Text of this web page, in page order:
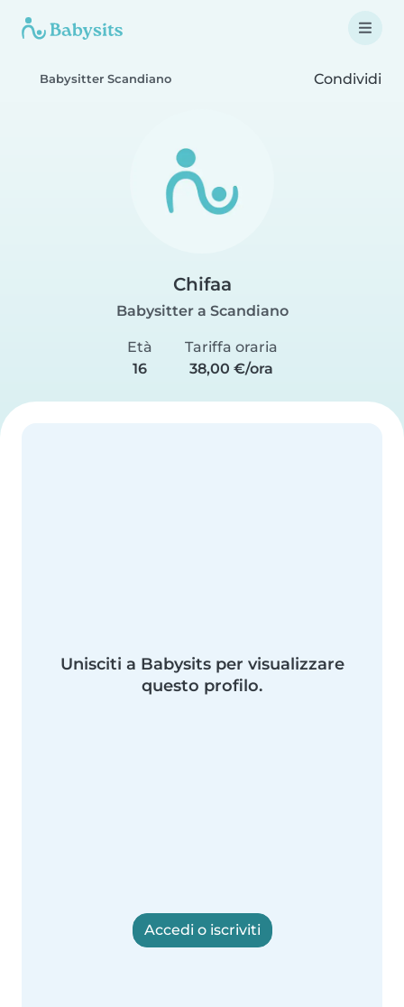
Babysitter Scandiano Condividi
Chifaa
Babysitter a Scandiano
Età
16
Tariffa oraria
38,00 €/ora
Unisciti a Babysits per visualizzare
questo profilo.
Accedi o iscriviti